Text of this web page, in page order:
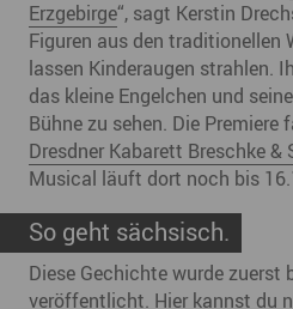
Erzgebirge“, sagt Kerstin
Figuren aus den traditionellen
lassen Kinderaugen strahlen.
das kleine Engelchen und
Bühne zu sehen. Die Premiere
Dresdner Kabarett Breschke &
Musical läuft dort noch bis
So geht sächsisch.
Diese Gechichte wurde zuerst
veröffentlicht. Hier kannst du